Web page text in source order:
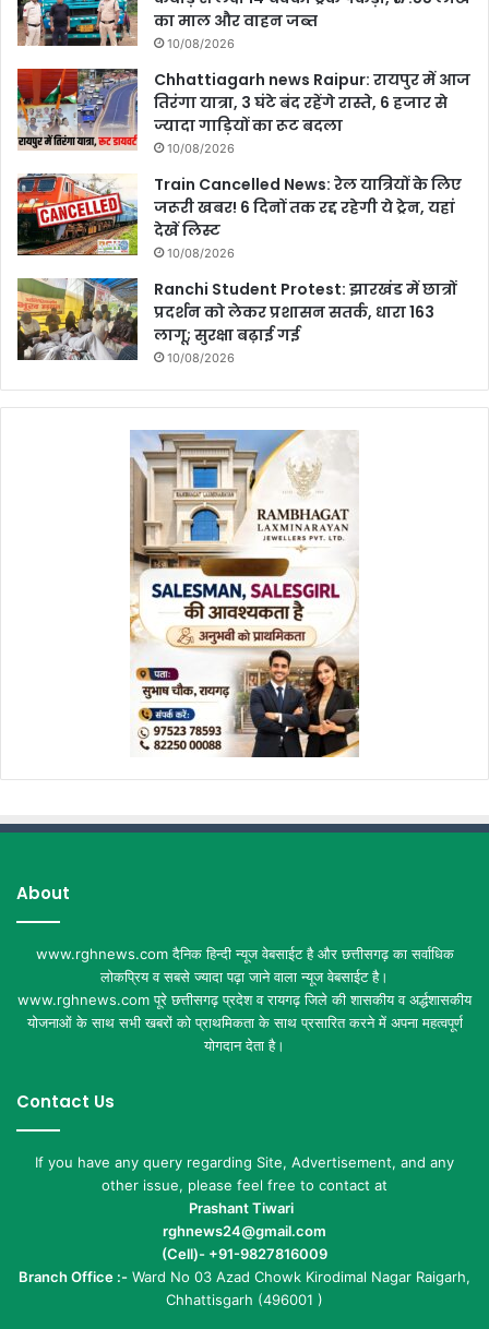
का माल और वाहन जब्त
10/08/2026
Chhattiagarh news Raipur: रायपुर में आज
तिरंगा यात्रा, 3 घंटे बंद रहेंगे रास्ते, 6 हजार से
ज्यादा गाड़ियों का रूट बदला
10/08/2026
Train Cancelled News: रेल यात्रियों के लिए
जरूरी खबर! 6 दिनों तक रद्द रहेगी ये ट्रेन, यहां
देखें लिस्ट
10/08/2026
Ranchi Student Protest: झारखंड में छात्रों
प्रदर्शन को लेकर प्रशासन सतर्क, धारा 163
लागू; सुरक्षा बढ़ाई गई
10/08/2026
About
www.rghnews.com दैनिक हिन्दी न्यूज वेबसाईट है और छत्तीसगढ़ का सर्वाधिक
लोकप्रिय व सबसे ज्यादा पढ़ा जाने वाला न्यूज वेबसाईट है।
www.rghnews.com पूरे छत्तीसगढ़ प्रदेश व रायगढ़ जिले की शासकीय व अर्द्धशासकीय
योजनाओं के साथ सभी खबरों को प्राथमिकता के साथ प्रसारित करने में अपना महत्वपूर्ण
योगदान देता है।
Contact Us
If you have any query regarding Site, Advertisement, and any
other issue, please feel free to contact at
Prashant Tiwari
rghnews24@gmail.com
(Cell)- +91-9827816009
Branch Office :- Ward No 03 Azad Chowk Kirodimal Nagar Raigarh,
Chhattisgarh (496001 )